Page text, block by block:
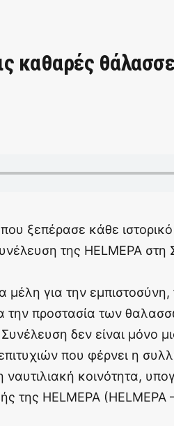
καθαρές
ξεπέρασε κάθε
της HELMEPA στη
μέλη για την εμπιστοσύνη,
την προστασία των
δεν είναι μόνο
που φέρνει η
κοινότητα,
της HELMEPA